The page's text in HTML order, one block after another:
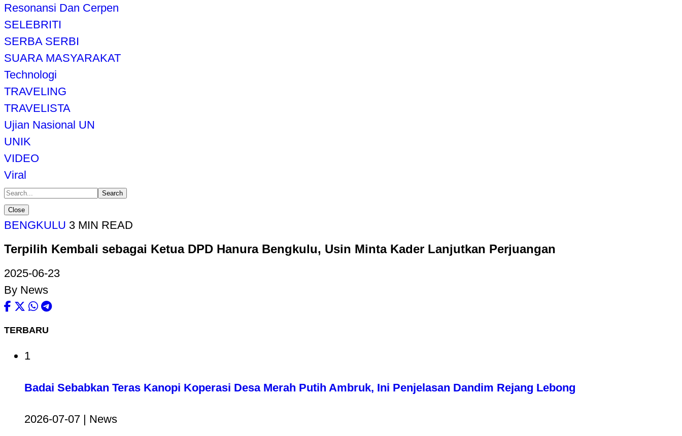
Resonansi Dan Cerpen
SELEBRITI
SERBA SERBI
SUARA MASYARAKAT
Technologi
TRAVELING
TRAVELISTA
Ujian Nasional UN
UNIK
VIDEO
Viral
Search
Close
BENGKULU 3 MIN READ
Terpilih Kembali sebagai Ketua DPD Hanura Bengkulu, Usin Minta Kader Lanjutkan Perjuangan
2025-06-23
By News
TERBARU
1
Badai Sebabkan Teras Kanopi Koperasi Desa Merah Putih Ambruk, Ini Penjelasan Dandim Rejang Lebong
2026-07-07 | News